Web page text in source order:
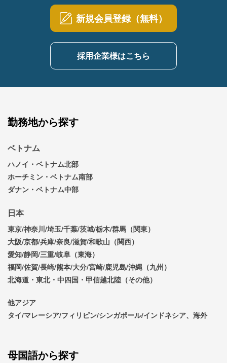
新規会員登録（無料）
採用企業様はこちら
勤務地から探す
ベトナム
ハノイ・ベトナム北部
ホーチミン・ベトナム南部
ダナン・ベトナム中部
日本
東京/神奈川/埼玉/千葉/茨城/栃木/群馬（関東）
大阪/京都/兵庫/奈良/滋賀/和歌山（関西）
愛知/静岡/三重/岐阜（東海）
福岡/佐賀/長崎/熊本/大分/宮崎/鹿児島/沖縄（九州）
北海道・東北・中四国・甲信越北陸（その他）
他アジア
タイ/マレーシア/フィリピン/シンガポール/インドネシア、海外
母国語から探す